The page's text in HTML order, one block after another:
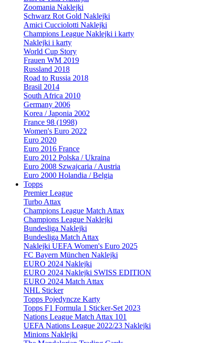
Zoomania Naklejki
Schwarz Rot Gold Naklejki
Amici Cucciolotti Naklejki
Champions League Naklejki i karty
Naklejki i karty
World Cup Story
Frauen WM 2019
Russland 2018
Road to Russia 2018
Brasil 2014
South Africa 2010
Germany 2006
Korea / Japonia 2002
France 98 (1998)
Women's Euro 2022
Euro 2020
Euro 2016 France
Euro 2012 Polska / Ukraina
Euro 2008 Szwajcaria / Austria
Euro 2000 Holandia / Belgia
Topps
Premier League
Turbo Attax
Champions League Match Attax
Champions League Naklejki
Bundesliga Naklejki
Bundesliga Match Attax
Naklejki UEFA Women's Euro 2025
FC Bayern München Naklejki
EURO 2024 Naklejki
EURO 2024 Naklejki SWISS EDITION
EURO 2024 Match Attax
NHL Sticker
Topps Pojedyncze Karty
Topps F1 Formula 1 Sticker-Set 2023
Nations League Match Attax 101
UEFA Nations League 2022/23 Naklejki
Minions Naklejki